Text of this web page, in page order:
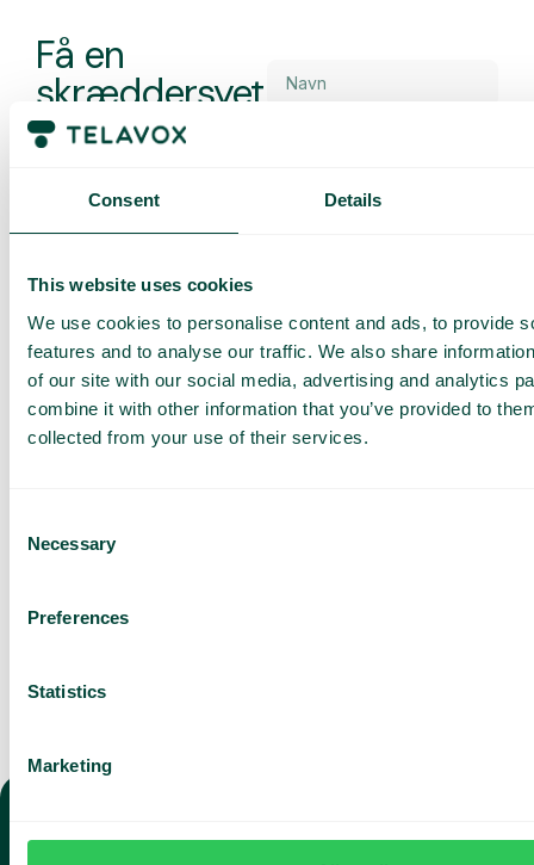
Consent Details
This website uses cookies
We use cookies to personalise content and ads, to provide
features and to analyse our traffic. We also share
of our site with our social media, advertising and analytics
combine it with other information that you’ve provided to
collected from your use of their services.
Selection
Necessary
Preferences
Statistics
Marketing
Få en
skræddersyet
demo og et
Gennemgang af vores
virksomhed
for dig og dit team
Baseret på 430 anmeldelser